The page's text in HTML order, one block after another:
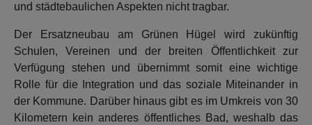
und städtebaulichen Aspekten nicht tragbar.
Der Ersatzneubau am Grünen Hügel wird zukünftig
Schulen, Vereinen und der breiten Öffentlichkeit zur
Verfügung stehen und übernimmt somit eine wichtige
Rolle für die Integration und das soziale Miteinander in
der Kommune. Darüber hinaus gibt es im Umkreis von 30
Kilometern kein anderes öffentliches Bad, weshalb das